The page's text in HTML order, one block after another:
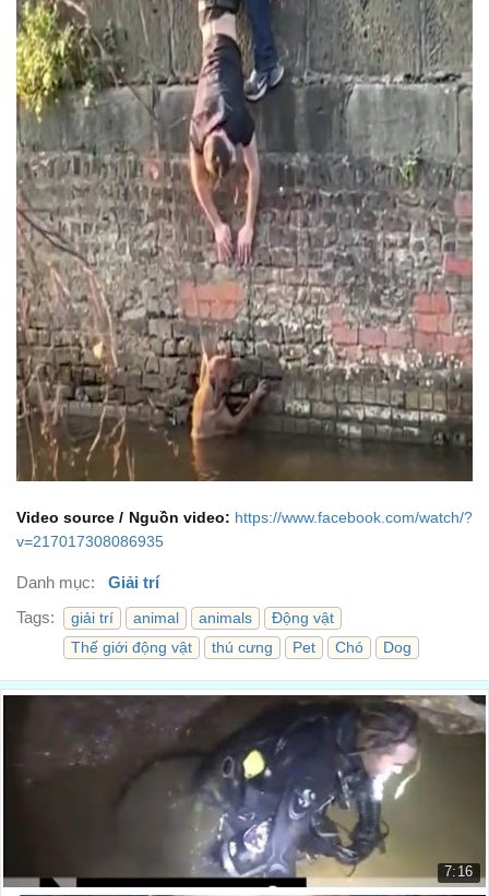
Video source / Nguồn video: https://www.facebook.com/watch/?
v=217017308086935
Danh mục:
Giải trí
Tags:
giải trí animal animals
Động vật
Thế giới động vật
thú cưng Pet Chó Dog
7:16